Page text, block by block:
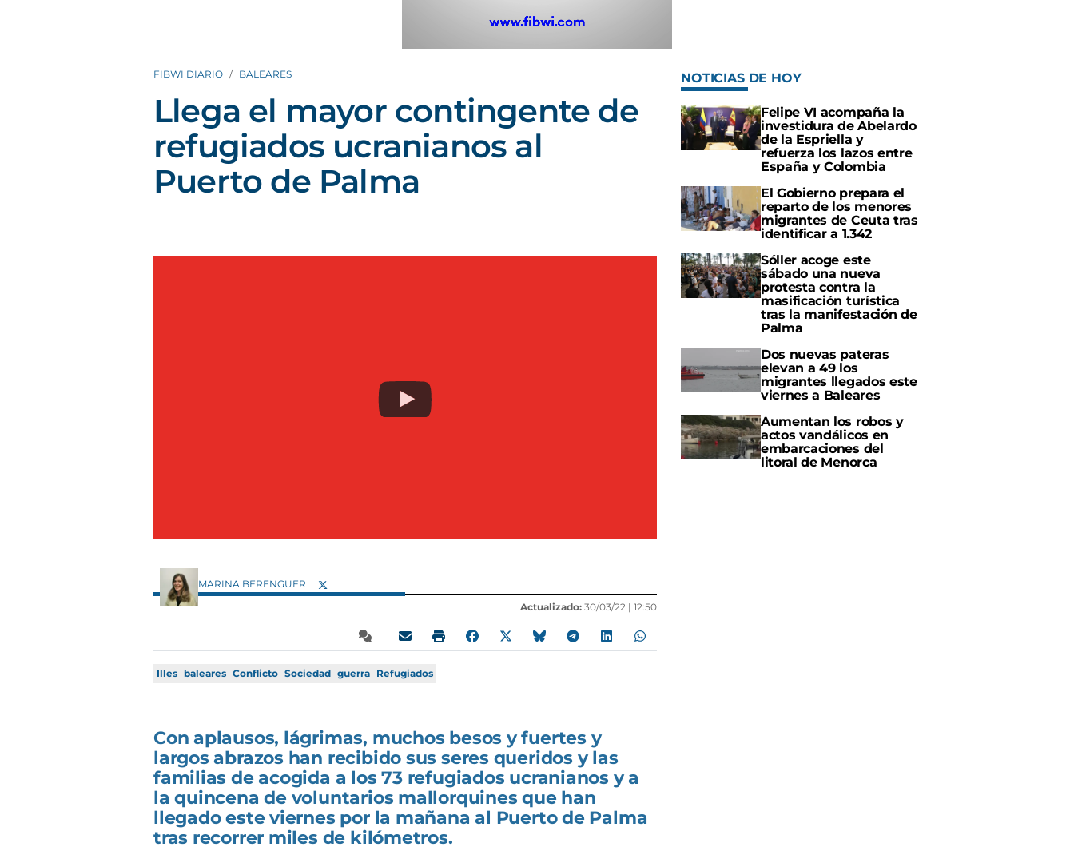
FIBWI DIARIO BALEARES
Llega el mayor contingente de
refugiados ucranianos al
Puerto de Palma
MARINA BERENGUER
Actualizado: 30/03/22 | 12:50
Illes baleares Conflicto Sociedad guerra Refugiados
Con aplausos, lágrimas, muchos besos y fuertes y
largos abrazos han recibido sus seres queridos y las
familias de acogida a los 73 refugiados ucranianos y a
la quincena de voluntarios mallorquines que han
llegado este viernes por la mañana al Puerto de Palma
tras recorrer miles de kilómetros.
NOTICIAS DE HOY
Felipe VI acompaña la
investidura de Abelardo
de la Espriella y
refuerza los lazos entre
España y Colombia
El Gobierno prepara el
reparto de los menores
migrantes de Ceuta tras
identificar a 1.342
Sóller acoge este
sábado una nueva
protesta contra la
masificación turística
tras la manifestación de
Palma
Dos nuevas pateras
elevan a 49 los
migrantes llegados este
viernes a Baleares
Aumentan los robos y
actos vandálicos en
embarcaciones del
litoral de Menorca